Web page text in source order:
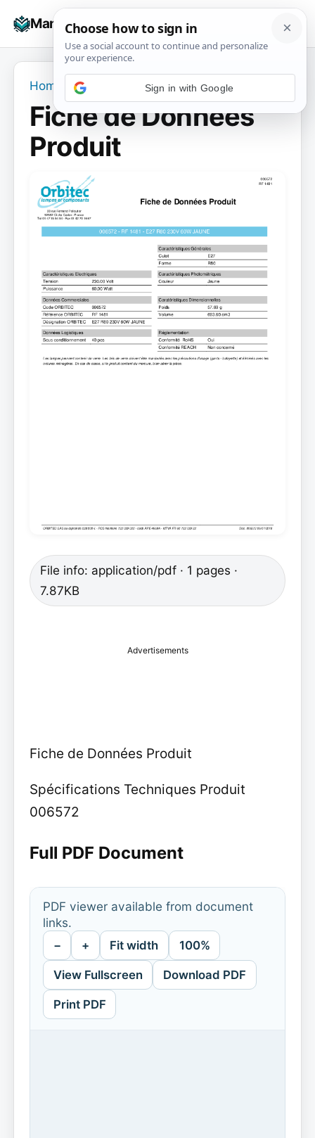
Manuals+
☰
Home Fiche de Données Produit
Fiche de Données
Produit
File info: application/pdf · 1 pages ·
7.87KB
Advertisements
Fiche de Données Produit
Spécifications Techniques Produit
006572
Full PDF Document
PDF viewer available from document
links.
− + Fit width 100%
View Fullscreen Download PDF
Print PDF